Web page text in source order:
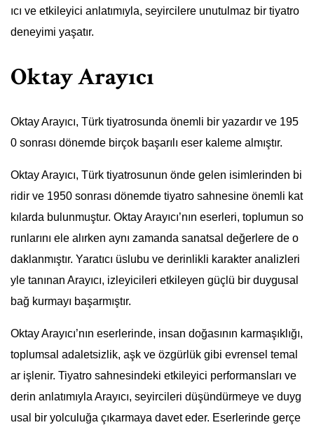
ıcı ve etkileyici anlatımıyla, seyircilere unutulmaz bir tiyatro
deneyimi yaşatır.
Oktay Arayıcı
Oktay Arayıcı, Türk tiyatrosunda önemli bir yazardır ve 195
0 sonrası dönemde birçok başarılı eser kaleme almıştır.
Oktay Arayıcı, Türk tiyatrosunun önde gelen isimlerinden bi
ridir ve 1950 sonrası dönemde tiyatro sahnesine önemli kat
kılarda bulunmuştur. Oktay Arayıcı’nın eserleri, toplumun so
runlarını ele alırken aynı zamanda sanatsal değerlere de o
daklanmıştır. Yaratıcı üslubu ve derinlikli karakter analizleri
yle tanınan Arayıcı, izleyicileri etkileyen güçlü bir duygusal
bağ kurmayı başarmıştır.
Oktay Arayıcı’nın eserlerinde, insan doğasının karmaşıklığı,
toplumsal adaletsizlik, aşk ve özgürlük gibi evrensel temal
ar işlenir. Tiyatro sahnesindeki etkileyici performansları ve
derin anlatımıyla Arayıcı, seyircileri düşündürmeye ve duyg
usal bir yolculuğa çıkarmaya davet eder. Eserlerinde gerçe